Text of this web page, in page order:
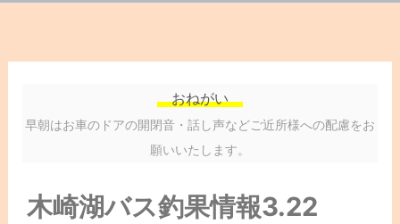
おねがい
早朝はお車のドアの開閉音・話し声などご近所様への配慮をお
願いいたします。
木崎湖バス釣果情報3.22